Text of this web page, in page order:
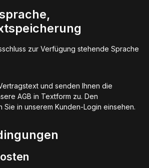
zur Verfügung stehende Sprache
und senden Ihnen die
AGB in Textform zu. Den
Sie in unserem Kunden-Login einsehen.